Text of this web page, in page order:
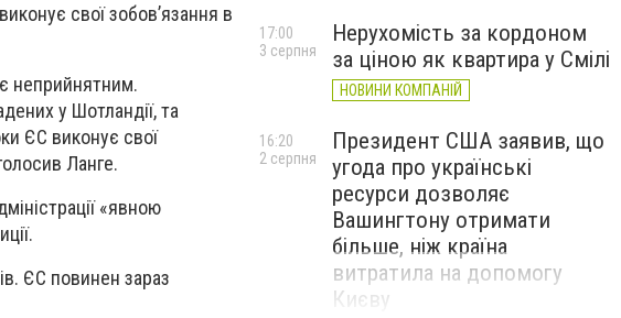
свої зобов’язання в
неприйнятним.
у Шотландії, та
ЄС виконує свої
Ланге.
«явною
ЄС повинен зараз
Нерухомість за кордоном
за ціною як квартира у Смілі
НОВИНИ КОМПАНІЙ
17:00
3 серпня
Президент США заявив, що
угода про українські
ресурси дозволяє
Вашингтону отримати
більше, ніж країна
витратила на допомогу
Києву
16:20
2 серпня